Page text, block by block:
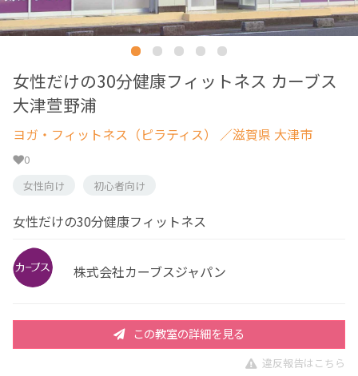
女性だけの30分健康フィットネス カーブス
大津萱野浦
ヨガ・フィットネス（ピラティス） ／滋賀県 大津市
0
女性向け
初心者向け
女性だけの30分健康フィットネス
株式会社カーブスジャパン
この教室の詳細を見る
違反報告はこちら